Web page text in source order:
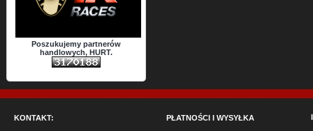
Poszukujemy partnerów
handlowych, HURT.
KONTAKT: PŁATNOŚCI I WYSYŁKA